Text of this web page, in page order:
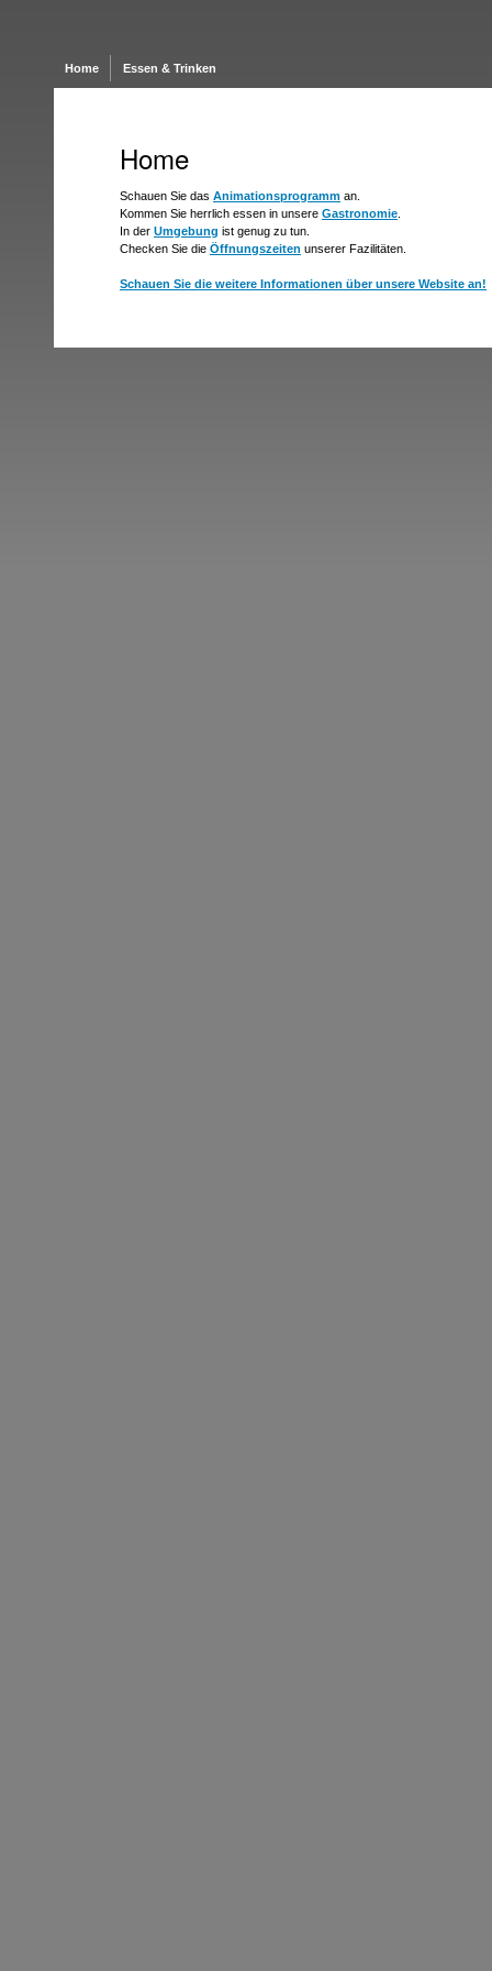
Home
Schauen Sie das Animationsprogramm an.
Kommen Sie herrlich essen in unsere Gastronomie
In der Umgebung ist genug zu tun.
Checken Sie die Öffnungszeiten unserer Fazilitäten.
Schauen Sie die weitere Informationen über unsere Website an!
Home Essen & Trinken